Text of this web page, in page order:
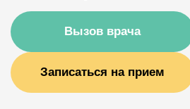
Вызов врача
Записаться на прием